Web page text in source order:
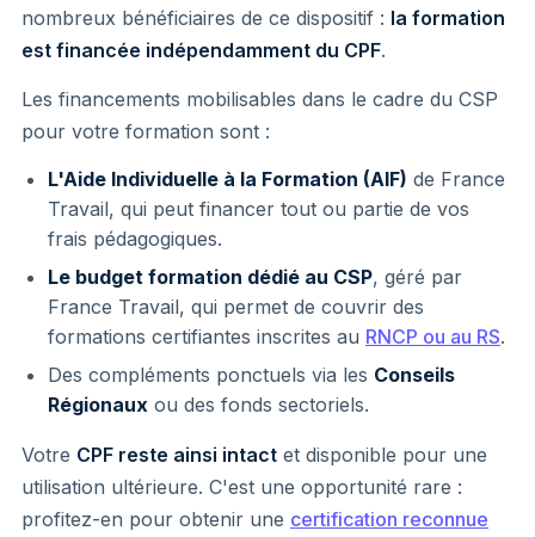
nombreux bénéficiaires de ce dispositif : la formation
est financée indépendamment du CPF.
Les financements mobilisables dans le cadre du CSP
pour votre formation sont :
L'Aide Individuelle à la Formation (AIF) de France
Travail, qui peut financer tout ou partie de vos
frais pédagogiques.
Le budget formation dédié au CSP, géré par
France Travail, qui permet de couvrir des
formations certifiantes inscrites au RNCP ou au RS.
Des compléments ponctuels via les Conseils
Régionaux ou des fonds sectoriels.
Votre CPF reste ainsi intact et disponible pour une
utilisation ultérieure. C'est une opportunité rare :
profitez-en pour obtenir une certification reconnue